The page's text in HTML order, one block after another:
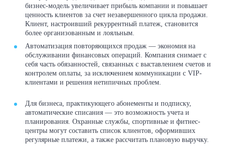
бизнес-модель увеличивает прибыль компании и повышает
ценность клиентов за счет незавершенного цикла продажи.
Клиент, настроивший рекуррентный платеж, становится
более организованным и лояльным.
Автоматизация повторяющихся продаж — экономия на
обслуживании финансовых операций. Компания снимает с
себя часть обязанностей, связанных с выставлением счетов и
контролем оплаты, за исключением коммуникации с VIP-
клиентами и решения нетипичных проблем.
Для бизнеса, практикующего абонементы и подписку,
автоматические списания — это возможность учета и
планирования. Охранные службы, спортивные и фитнес-
центры могут составить список клиентов, оформивших
регулярные платежи, а также рассчитать плановую выручку.